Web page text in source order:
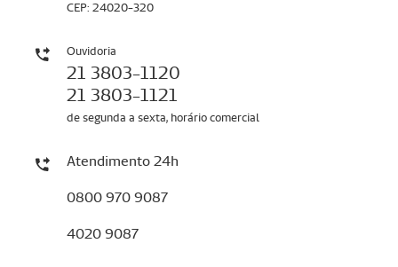
CEP: 24020-320
Ouvidoria
21 3803-1120
21 3803-1121
de segunda a sexta, horário comercial
Atendimento 24h
0800 970 9087
4020 9087